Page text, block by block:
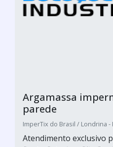
Argamassa
parede
ImperTix do Brasil / Londrina -
Atendimento exclusivo